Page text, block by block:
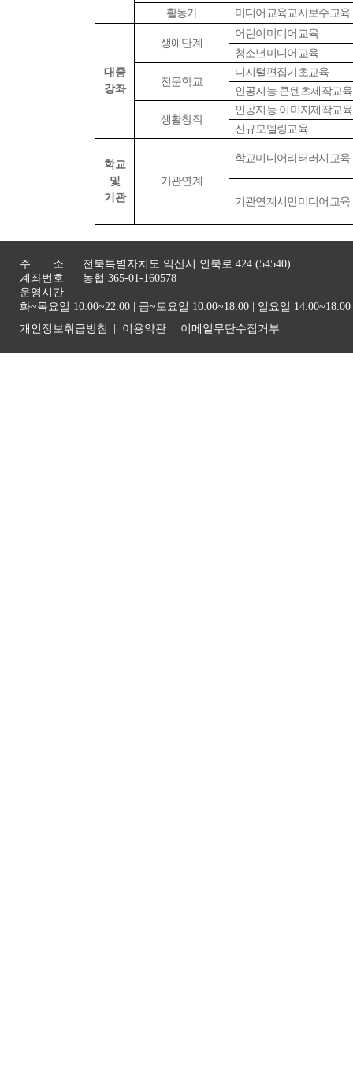
활동가
미디어교육교사보수교육
대중
강좌
생애단계
어린이미디어교육
청소년미디어교육
전문학교
디지털편집기초교육
인공지능 콘텐츠제작교육
생활창작
인공지능 이미지제작교육
신규모델링교육
학교
및
기관
기관연계
학교미디어리터러시교육
기관연계시민미디어교육
주 소
전북특별자치도 익산시 인북로 424 (54540)
계좌번호
농협 365-01-160578
운영시간
화~목요일 10:00~22:00 | 금~토요일 10:00~18:00 | 일요일
개인정보취급방침
이용약관 이메일무단수집거부